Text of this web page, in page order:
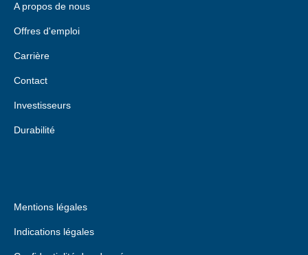
A propos de nous
Offres d'emploi
Carrière
Contact
Investisseurs
Durabilité
Mentions légales
Indications légales